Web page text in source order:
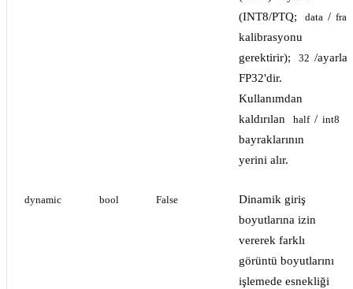
(INT8/PTQ; data /
kalibrasyonu
gerektirir);
32 /
FP32'dir.
Kullanımdan
kaldırılan
half / int8
bayraklarının
yerini alır.
dynamic bool False
Dinamik giriş
boyutlarına izin
vererek farklı
görüntü boyutlarını
işlemede esnekliği